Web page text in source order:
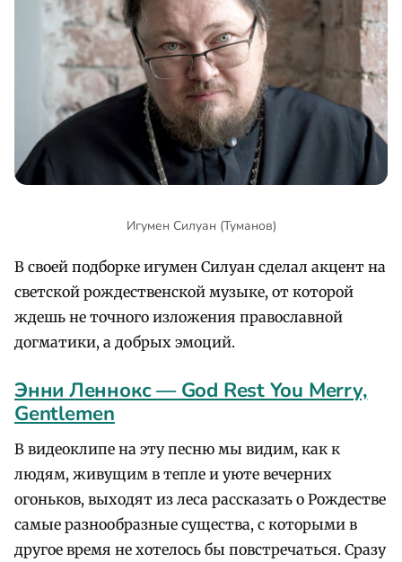
Игумен Силуан (Туманов)
В своей подборке игумен Силуан сделал акцент на
светской рождественской музыке, от которой
ждешь не точного изложения православной
догматики, а добрых эмоций.
Энни Леннокс — God Rest You Merry,
Gentlemen
В видеоклипе на эту песню мы видим, как к
людям, живущим в тепле и уюте вечерних
огоньков, выходят из леса рассказать о Рождестве
самые разнообразные существа, с которыми в
другое время не хотелось бы повстречаться. Сразу